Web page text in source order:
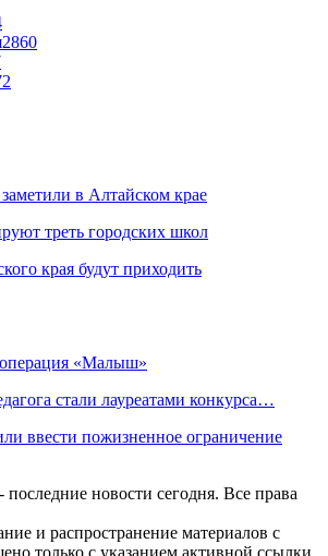
2860
в Алтайском крае
треть городских школ
края будут приходить
«Малыш»
стали лауреатами конкурса…
ввести пожизненное ограничение
новости сегодня. Все права
и распространение материалов с
только с указанием активной ссылки